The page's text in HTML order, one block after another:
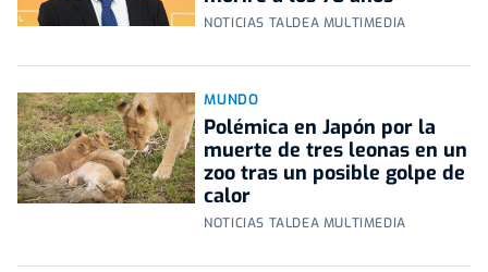
NOTICIAS TALDEA MULTIMEDIA
MUNDO
Polémica en Japón por la
muerte de tres leonas en un
zoo tras un posible golpe de
calor
NOTICIAS TALDEA MULTIMEDIA